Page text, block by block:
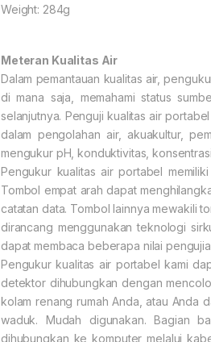
Weight: 284g
Meteran Kualitas Air
Dalam pemantauan kualitas air,
di mana saja, memahami status
selanjutnya. Penguji kualitas air
dalam pengolahan air, akuakultur,
mengukur pH, konduktivitas,
Pengukur kualitas air portabel
Tombol empat arah dapat
catatan data. Tombol lainnya mewakili
dirancang menggunakan teknologi
dapat membaca beberapa nilai
Pengukur kualitas air portabel kami
detektor dihubungkan dengan
kolam renang rumah Anda, atau Anda
waduk. Mudah digunakan. Bagian
dihubungkan ke komputer melalui